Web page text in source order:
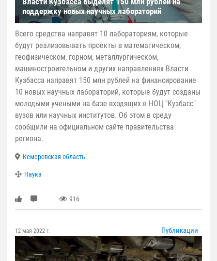
поддержку новых научных лабораторий
Всего средства направят 10 лабораториям, которые
будут реализовывать проекты в математическом,
геофизическом, горном, металлургическом,
машиностроительном и других направлениях Власти
Кузбасса направят 150 млн рублей на финансирование
10 новых научных лабораторий, которые будут созданы
молодыми учеными на базе входящих в НОЦ "Кузбасс"
вузов или научных институтов. Об этом в среду
сообщили на официальном сайте правительства
региона.
Кемеровская область
Наука
916
12 мая 2022 г. Публикации